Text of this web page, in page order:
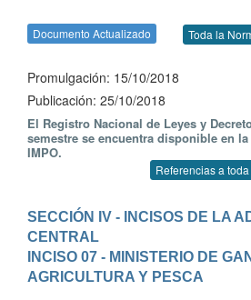
Documento Actualizado Toda la
Promulgación: 15/10/2018
Publicación: 25/10/2018
El Registro Nacional de Leyes y
semestre se encuentra disponible en la
IMPO.
Referencias a
SECCIÓN IV - INCISOS DE LA
CENTRAL
INCISO 07 - MINISTERIO DE
AGRICULTURA Y PESCA